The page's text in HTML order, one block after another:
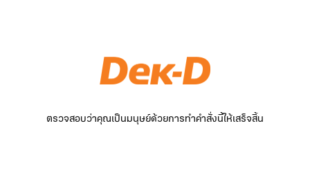
ตรวจสอบว่าคุณเป็นมนุษย์ด้วยการทำคำสั่งนี้ให้เสร็จสิ้น